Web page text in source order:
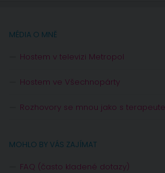
MÉDIA O MNĚ
Hostem v televizi Metropol
Hostem ve Všechnopárty
Rozhovory se mnou jako s
MOHLO BY VÁS ZAJÍMAT
FAQ (často kladené dotazy)